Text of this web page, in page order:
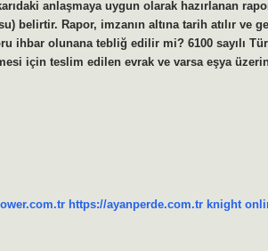
anlaşmaya uygun olarak hazırlanan
belirtir. Rapor, imzanın altına tarih atılır
ihbar olunana tebliğ edilir mi? 6100 sayılı
için teslim edilen evrak ve varsa eşya
https://ayanperde.com.tr knight